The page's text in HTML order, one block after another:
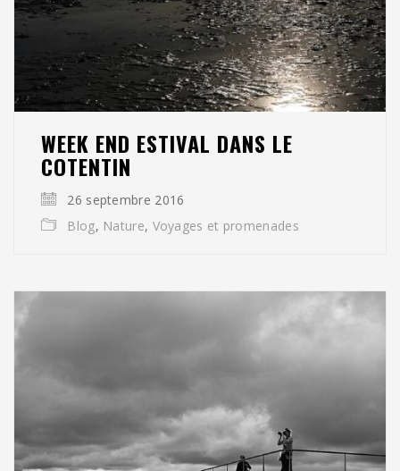
WEEK END ESTIVAL DANS LE
COTENTIN
26 septembre 2016
Blog, Nature, Voyages et promenades